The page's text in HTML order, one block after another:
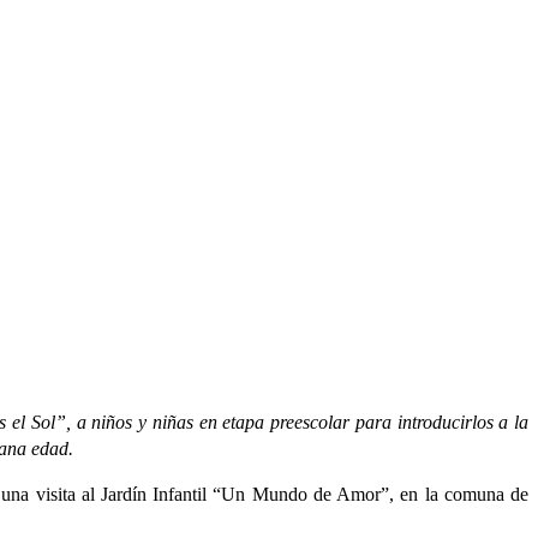
el Sol”, a niños y niñas en etapa preescolar para introducirlos a la
edad.
visita al Jardín Infantil “Un Mundo de Amor”, en la comuna de